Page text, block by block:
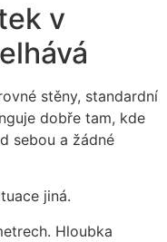
v
stěny, standardní
dobře tam, kde
sebou a žádné
jiná.
Hloubka